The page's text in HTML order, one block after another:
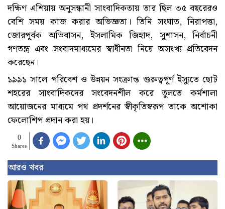
দক্ষিণ এশিয়ায় অনুসন্ধানী সাংবাদিকতায় তার ছিল ৩৫ বছরেরও
বেশি সময় কাজ করার অভিজ্ঞতা। তিনি সংঘাত, নিরাপত্তা,
জোরপূর্বক অভিবাসন, ইসলামিক জিহাদ, সুশাসন, নির্বাচনী
গণতন্ত্র এবং সংবাদমাধ্যমের স্বাধীনতা নিয়ে অসংখ্য প্রতিবেদন
করেছেন।
১৯৯১ সালে পরিবেশ ও উন্নয়ন সংক্রান্ত গুরুত্বপূর্ণ ইস্যুতে ছোট
শহরের সাংবাদিকদের সংবেদনশীল করে তুলতে কর্মশালা
আয়োজনের মাধ্যমে পথ প্রদর্শনের স্বীকৃতিস্বরূপ তাকে অশোকা
ফেলোশিপ প্রদান করা হয়।
0
Shares
আরও খবর